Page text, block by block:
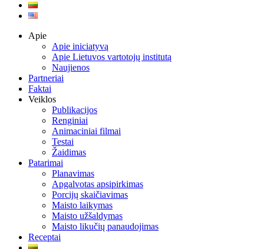
Apie
Apie iniciatyvą
Apie Lietuvos vartotojų institutą
Naujienos
Partneriai
Faktai
Veiklos
Publikacijos
Renginiai
Animaciniai filmai
Testai
Žaidimas
Patarimai
Planavimas
Apgalvotas apsipirkimas
Porcijų skaičiavimas
Maisto laikymas
Maisto užšaldymas
Maisto likučių panaudojimas
Receptai